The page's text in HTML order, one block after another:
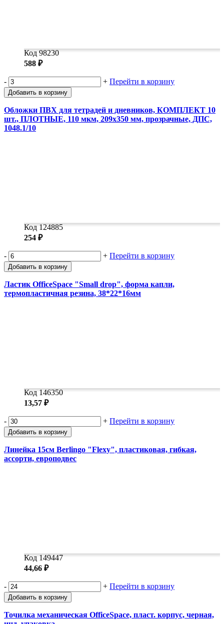
Код 98230
588 ₽
- + Перейти в корзину
Добавить в корзину
Обложки ПВХ для тетрадей и дневников, КОМПЛЕКТ 10
шт., ПЛОТНЫЕ, 110 мкм, 209х350 мм, прозрачные, ДПС,
1048.1/10
Код 124885
254 ₽
- + Перейти в корзину
Добавить в корзину
Ластик OfficeSpace "Small drop", форма капли,
термопластичная резина, 38*22*16мм
Код 146350
13,57 ₽
- + Перейти в корзину
Добавить в корзину
Линейка 15см Berlingo "Flexy", пластиковая, гибкая,
ассорти, европодвес
Код 149447
44,66 ₽
- + Перейти в корзину
Добавить в корзину
Точилка механическая OfficeSpace, пласт. корпус, черная,